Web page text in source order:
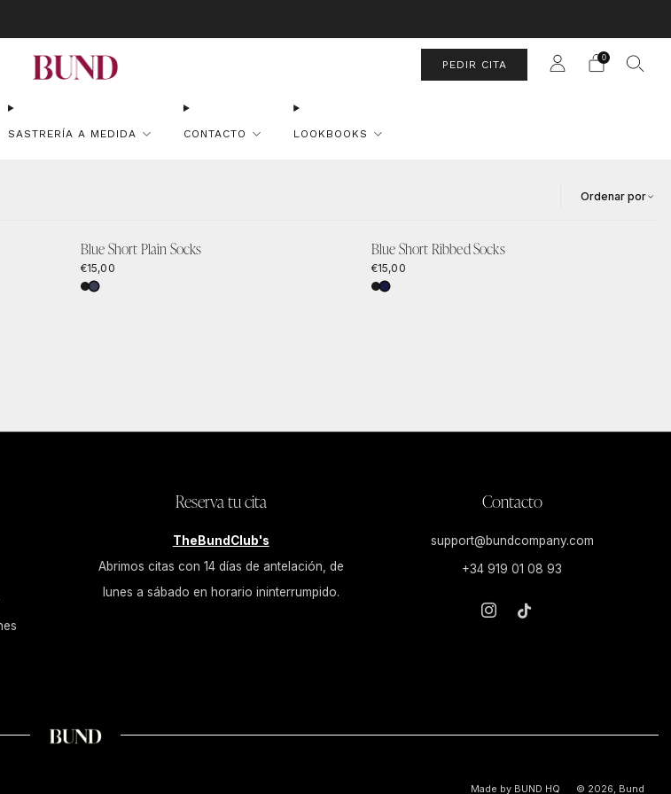
SASTRERÍA A MEDIDA CONTACTO LOOKBOOKS
PEDIR CITA
0
Ordenar por
Blue Short Plain Socks
€15,00
Blue Short Ribbed Socks
€15,00
Reserva tu cita
TheBundClub's
Abrimos citas con 14 días de antelación, de
lunes a sábado en horario ininterrumpido.
Contacto
support@bundcompany.com
+34 919 01 08 93
Made by BUND HQ © 2026, Bund